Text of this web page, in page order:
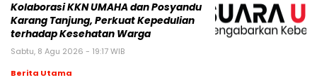
Kolaborasi KKN UMAHA dan Posyandu
Karang Tanjung, Perkuat Kepedulian
terhadap Kesehatan Warga
Sabtu, 8 Agu 2026 - 19:17 WIB
Berita Utama